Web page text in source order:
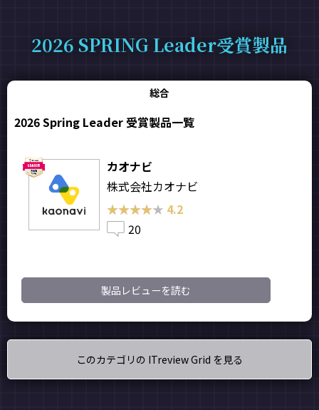
2026 SPRING Leader受賞製品
総合
2026 Spring Leader 受賞製品一覧
カオナビ
株式会社カオナビ
★★★★★
★★★★★ 4.2
20
製品レビューを読む
このカテゴリの ITreview Grid を見る